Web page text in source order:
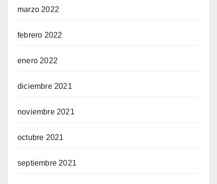
marzo 2022
febrero 2022
enero 2022
diciembre 2021
noviembre 2021
octubre 2021
septiembre 2021